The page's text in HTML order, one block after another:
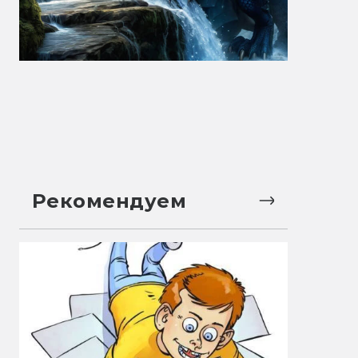
Рекомендуем